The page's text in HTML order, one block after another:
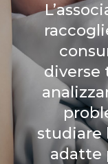
diverse
studiare
adatte